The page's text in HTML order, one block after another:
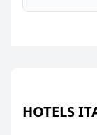
HOTELS